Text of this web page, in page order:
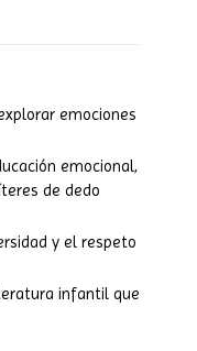
emociones
emocional,
de dedo
y el respeto
infantil que